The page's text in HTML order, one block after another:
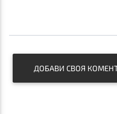
ДОБАВИ СВОЯ